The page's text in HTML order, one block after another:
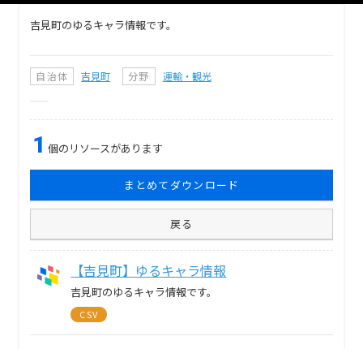
吉見町のゆるキャラ情報です。
自治体 吉見町 分野 運輸・観光
1 個のリソースがあります
まとめてダウンロード
戻る
【吉見町】ゆるキャラ情報
吉見町のゆるキャラ情報です。
CSV